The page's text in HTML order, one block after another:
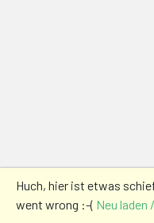
Huch, hier ist etwas
went wrong :-( Neu laden